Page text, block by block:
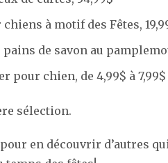
à motif des Fêtes,
pains de savon au
pour chien, de 4,99$ à
sélection.
en découvrir d’autres